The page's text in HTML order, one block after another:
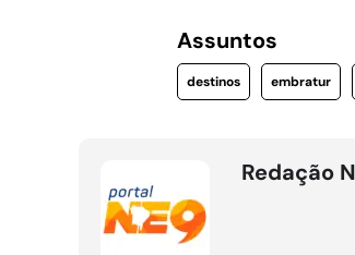
Assuntos
destinos embratur
Redação